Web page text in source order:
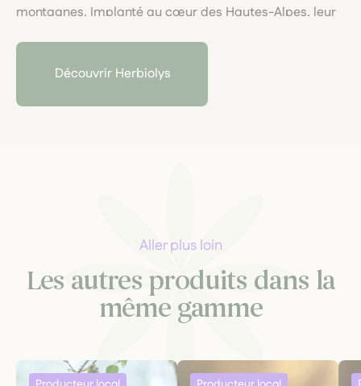
montagnes. Implanté au cœur des Hautes-Alpes, leur
exemplaire et allie rigueur scientifique, macérations
locales et engagement pour une santé naturelle
Découvrir Herbiolys
Aller plus loin
Les autres produits dans la
même gamme